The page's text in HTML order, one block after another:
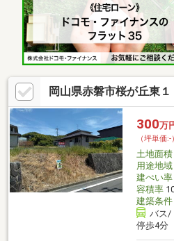
岡山県赤磐市桜が丘東１
300万
（坪単価:-）
土地面積
用途地域
建ぺい率
容積率
建築条件
バス/
停歩4分